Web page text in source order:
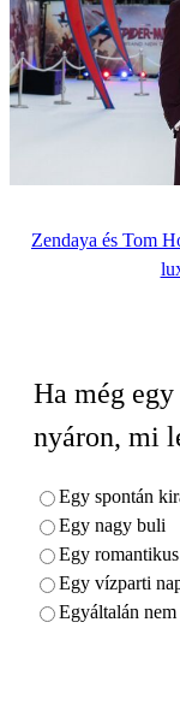
Zendaya és Tom
Ha még
nyáron, mi
Egy spontán
Egy nagy buli
Egy
Egy vízparti
Egyáltalán